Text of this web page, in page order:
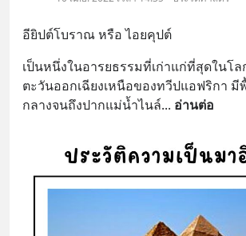
อียิปต์โบราณ หรือ ไอยคุปต์
เป็นหนึ่งในอารยธรรมที่เก่าแก่ที่สุดในโ
ตะวันออกเฉียงเหนือของทวีปแอฟริกา
กลางจนถึงปากแม่น้ำไนล์... อ่านต่อ